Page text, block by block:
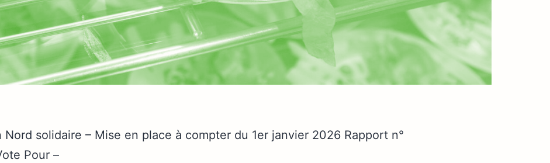
solidaire – Mise en place à compter du 1er janvier 2026 Rapport n°
Pour –